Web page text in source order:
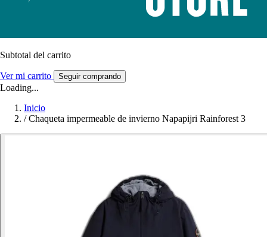
Subtotal del carrito
Ver mi carrito Seguir comprando
Loading...
Inicio
/ Chaqueta impermeable de invierno Napapijri Rainforest 3